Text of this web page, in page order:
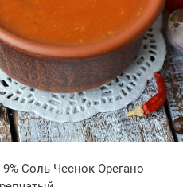
9% Соль Чеснок Орегано